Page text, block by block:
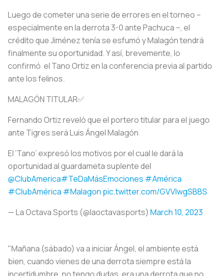
Luego de cometer una serie de errores en el torneo –
especialmente en la derrota 3-0 ante Pachuca –, el
crédito que Jiménez tenía se esfumó y Malagón tendrá
finalmente su oportunidad. Y así, brevemente, lo
confirmó el Tano Ortiz en la conferencia previa al partido
ante los felinos.
MALAGÓN TITULAR✅
Fernando Ortiz reveló que el portero titular para el juego
ante Tigres será Luis Ángel Malagón
El ‘Tano’ expresó los motivos por el cual le dará la
oportunidad al guardameta suplente del
@ClubAmerica#TeDaMásEmociones #América
#ClubAmérica #Malagon pic.twitter.com/GVVIwgSBBS
— La Octava Sports (@laoctavasports) March 10, 2023
"Mañana (sábado) va a iniciar Ángel, el ambiente está
bien, cuando vienes de una derrota siempre está la